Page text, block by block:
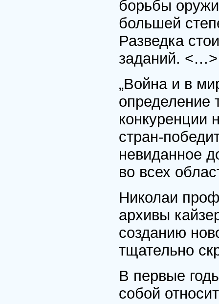
борьбы
большей
Разведка
заданий. <…>
„Война и в
определение
конкуренции
стран-
невиданное
во всех
Николаи
архивы
созданию
тщательно
В первые
собой